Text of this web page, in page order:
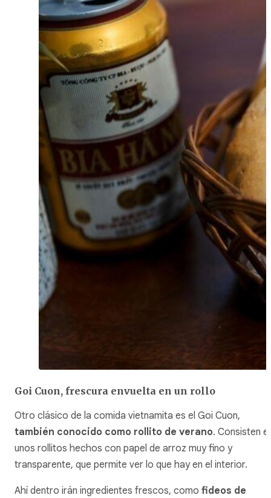
Goi Cuon, frescura envuelta en un rollo
Otro clásico de la comida vietnamita es el Goi Cuon,
también conocido como rollito de verano. Consisten
unos rollitos hechos con papel de arroz muy fino y
transparente, que permite ver lo que hay en el interior.
Ahí dentro irán ingredientes frescos, como fideos de